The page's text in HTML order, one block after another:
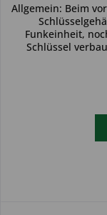
Allgemein: Beim
Funkeinheit,
Schlüssel